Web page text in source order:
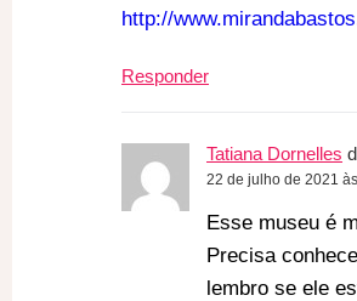
http://
Responder
Tatiana Dornelles
22 de julho de 2021
Esse museu é
Precisa
lembro se ele